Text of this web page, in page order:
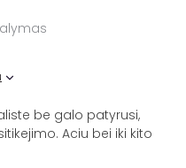
be galo patyrusi,
Aciu bei iki kito